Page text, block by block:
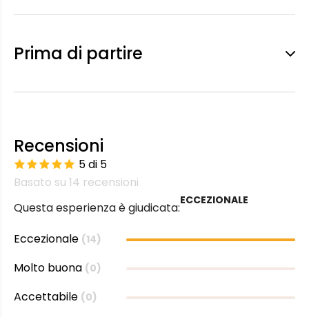
Prima di partire
Recensioni
5 di 5
Basato su 14 recensioni
Questa esperienza è giudicata:ECCEZIONALE
Eccezionale (14)
Molto buona (0)
Accettabile (0)